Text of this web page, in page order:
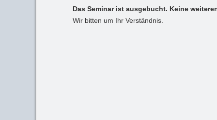
Das Seminar ist ausgebucht. Keine
Wir bitten um Ihr Verständnis.